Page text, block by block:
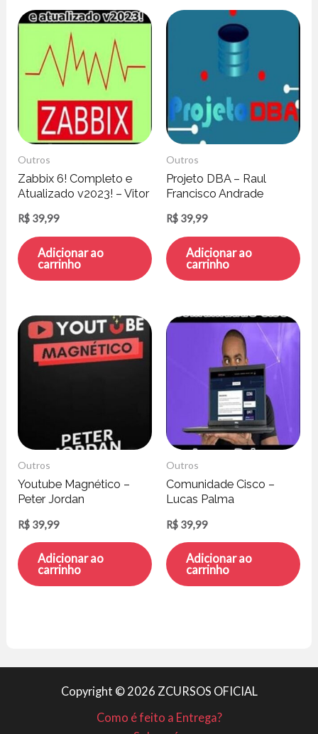
Outros
Zabbix 6! Completo e
Atualizado v2023! – Vitor
R$ 39,99
Adicionar ao
carrinho
Outros
Projeto DBA – Raul
Francisco Andrade
R$ 39,99
Adicionar ao
carrinho
Outros
Youtube Magnético –
Peter Jordan
R$ 39,99
Adicionar ao
carrinho
Outros
Comunidade Cisco –
Lucas Palma
R$ 39,99
Adicionar ao
carrinho
Copyright © 2026 ZCURSOS OFICIAL
Como é feito a Entrega?